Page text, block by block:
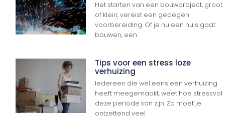
Het starten van een bouwproject, groot
of klein, vereist een gedegen
voorbereiding. Of je nu een huis gaat
bouwen, een
Tips voor een stress loze
verhuizing
Iedereen die wel eens een verhuizing
heeft meegemaakt, weet hoe stressvol
deze periode kan zijn. Zo moet je
ontzettend veel